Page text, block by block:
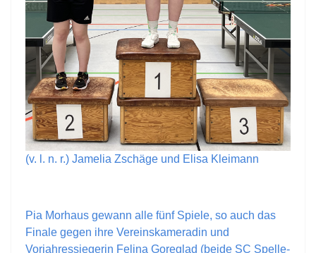
(v. l. n. r.) Jamelia Zschäge und Elisa Kleimann
Pia Morhaus gewann alle fünf Spiele, so auch das
Finale gegen ihre Vereinskameradin und
Vorjahressiegerin Felina Goreglad (beide SC Spelle-